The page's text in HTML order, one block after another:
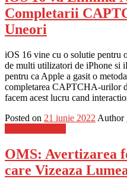
Completarii
Uneori
iOS 16 vine cu o solutie pentru
de multi utilizatori de iPhone si
pentru ca Apple a gasit o
completarea CAPTCHA-urilor
facem acest lucru cand
Posted on 21 iunie 2022 Author
OMS: Avertizarea
care Vizeaza